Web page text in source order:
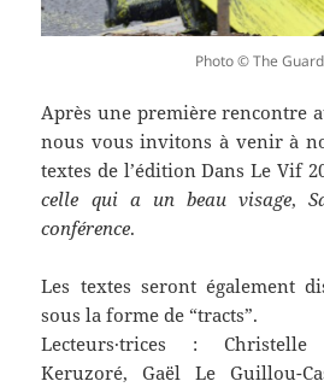
Photo © The
Après une première rencontre
nous vous invitons à venir à
textes de l’édition Dans Le Vif
celle qui a un beau visage,
conférence.
Les textes seront également
sous la forme de “tracts”.
Lecteurs·trices :
Keruzoré, Gaël Le Guillou-